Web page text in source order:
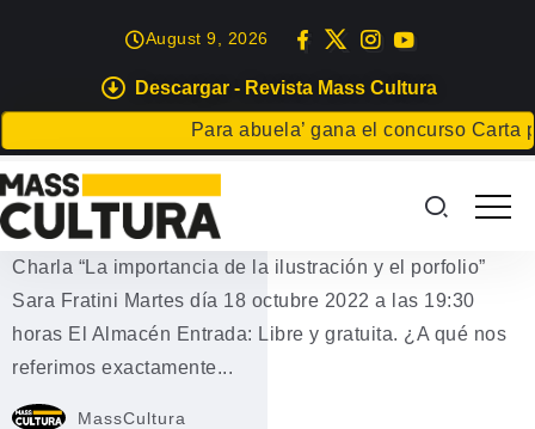
Descargar - Revista Mass Cultura
Para abuela’ gana el concurso Carta
August 9, 2026
CHARLAS EXPOSICIONES
“La importancia de la ilustración y
el porfolio” El Almacén
Charla “La importancia de la ilustración y el porfolio”
Sara Fratini Martes día 18 octubre 2022 a las 19:30
horas El Almacén Entrada: Libre y gratuita. ¿A qué nos
referimos exactamente...
MassCultura